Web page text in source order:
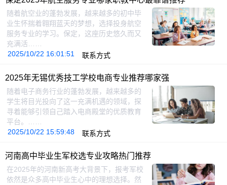
随着航空业的蓬勃发展，越来越多的初中毕
业生怀揣着翱翔蓝天的梦想，选择投身航空
服务专业的学习。保定，这座历史悠久而又
充满活……
2025/10/22 16:01:51
联系方式
2025年无锡优秀技工学校电商专业推荐哪家强
随着电子商务行业的蓬勃发展，越来越多的
学生将目光投向了这一充满机遇的领域，探
寻着能够引领自己踏入电商殿堂的优质教育
平台。……
2025/10/22 15:59:48
联系方式
河南高中毕业生军校选专业攻略热门推荐
在2025年的河南新高考大背景下，报考军校
依然是众多高中毕业生心中的理想选择。然